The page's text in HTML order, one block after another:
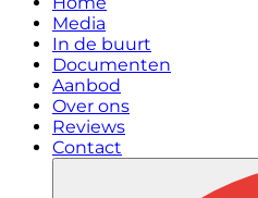
Media
In de buurt
Documenten
Aanbod
Over ons
Reviews
Contact